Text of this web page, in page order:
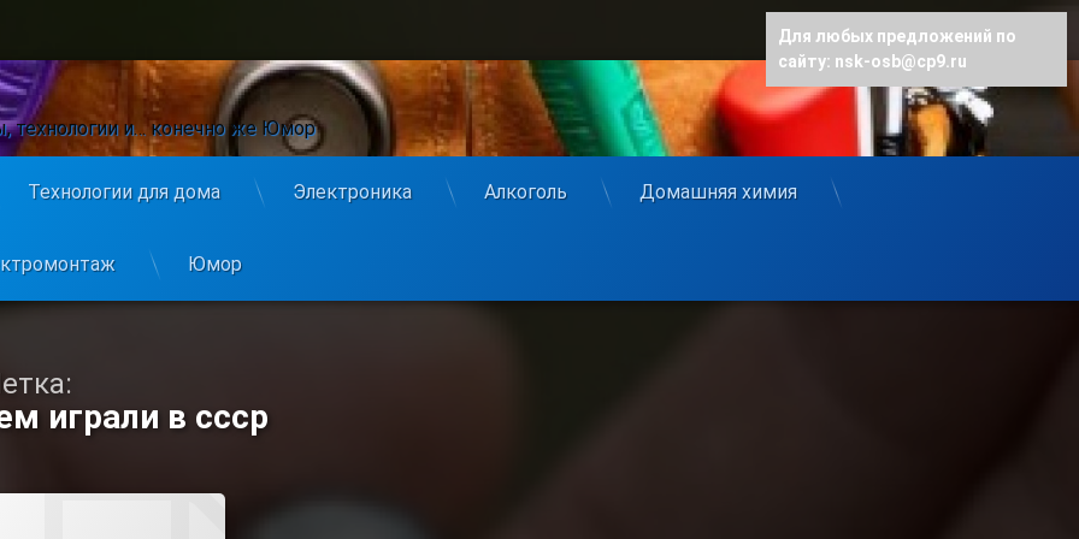
технологии и… конечно же Юмор
Технологии для дома Электроника Алкоголь Домашняя химия
Юмор
играли в ссср
Для любых предложений по
сайту: nsk-osb@cp9.ru